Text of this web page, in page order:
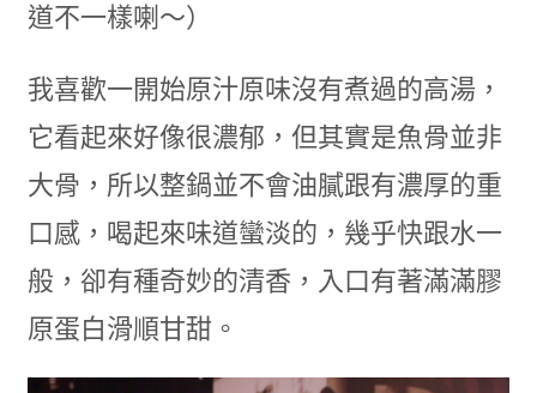
道不一樣喇～）
我喜歡一開始原汁原味沒有煮過的高湯，
它看起來好像很濃郁，但其實是魚骨並非
大骨，所以整鍋並不會油膩跟有濃厚的重
口感，喝起來味道蠻淡的，幾乎快跟水一
般，卻有種奇妙的清香，入口有著滿滿膠
原蛋白滑順甘甜。